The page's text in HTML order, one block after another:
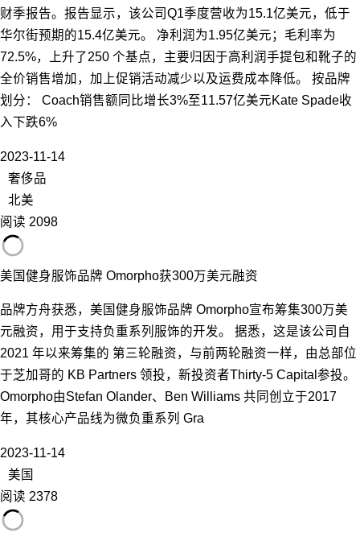
财季报告。报告显示，该公司Q1季度营收为15.1亿美元，低于
华尔街预期的15.4亿美元。 净利润为1.95亿美元；毛利率为
72.5%，上升了250 个基点，主要归因于高利润手提包和靴子的
全价销售增加，加上促销活动减少以及运费成本降低。 按品牌
划分： Coach销售额同比增长3%至11.57亿美元Kate Spade收
入下跌6%
2023-11-14
奢侈品
北美
阅读 2098
美国健身服饰品牌 Omorpho获300万美元融资
品牌方舟获悉，美国健身服饰品牌 Omorpho宣布筹集300万美
元融资，用于支持负重系列服饰的开发。 据悉，这是该公司自
2021 年以来筹集的 第三轮融资，与前两轮融资一样，由总部位
于芝加哥的 KB Partners 领投，新投资者Thirty-5 Capital参投。
Omorpho由Stefan Olander、Ben Williams 共同创立于2017
年，其核心产品线为微负重系列 Gra
2023-11-14
美国
阅读 2378